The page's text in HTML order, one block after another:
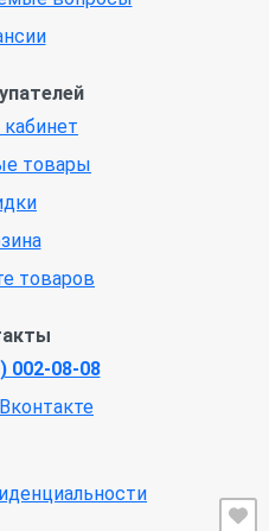
товары
товаров
002-08-08